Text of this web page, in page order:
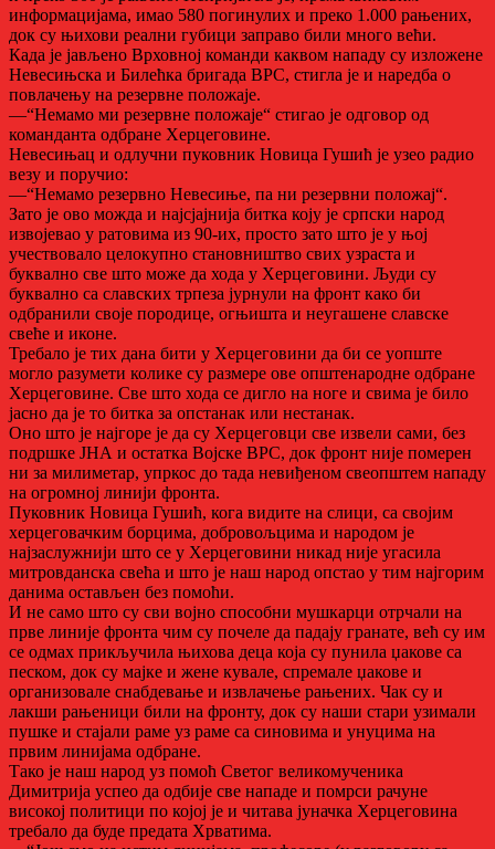
информацијама, имао 580 погинулих и преко 1.000 рањених,
док су њихови реални губици заправо били много већи.
Када је јављено Врховној команди каквом нападу су изложене
Невесињска и Билећка бригада ВРС, стигла је и наредба о
повлачењу на резервне положаје.
—“Немамо ми резервне положаје“ стигао је одговор од
команданта одбране Херцеговине.
Невесињац и одлучни пуковник Новица Гушић је узео радио
везу и поручио:
—“Немамо резервно Невесиње, па ни резервни положај“.
Зато је ово можда и најсјајнија битка коју је српски народ
извојевао у ратовима из 90-их, просто зато што је у њој
учествовало целокупно становништво свих узраста и
буквално све што може да хода у Херцеговини. Људи су
буквално са славских трпеза јурнули на фронт како би
одбранили своје породице, огњишта и неугашене славске
свеће и иконе.
Требало је тих дана бити у Херцеговини да би се уопште
могло разумети колике су размере ове општенародне одбране
Херцеговине. Све што хода се дигло на ноге и свима је било
јасно да је то битка за опстанак или нестанак.
Оно што је најгоре је да су Херцеговци све извели сами, без
подршке ЈНА и остатка Војске ВРС, док фронт није померен
ни за милиметар, упркос до тада невиђеном свеопштем нападу
на огромној линији фронта.
Пуковник Новица Гушић, кога видите на слици, са својим
херцеговачким борцима, добровољцима и народом је
најзаслужнији што се у Херцеговини никад није угасила
митровданска свећа и што је наш народ опстао у тим најгорим
данима остављен без помоћи.
И не само што су сви војно способни мушкарци отрчали на
прве линије фронта чим су почеле да падају гранате, већ су им
се одмах прикључила њихова деца која су пунила џакове са
песком, док су мајке и жене кувале, спремале џакове и
организовале снабдевање и извлачење рањених. Чак су и
лакши рањеници били на фронту, док су наши стари узимали
пушке и стајали раме уз раме са синовима и унуцима на
првим линијама одбране.
Тако је наш народ уз помоћ Светог великомученика
Димитрија успео да одбије све нападе и помрси рачуне
високој политици по којој је и читава јуначка Херцеговина
требало да буде предата Хрватима.